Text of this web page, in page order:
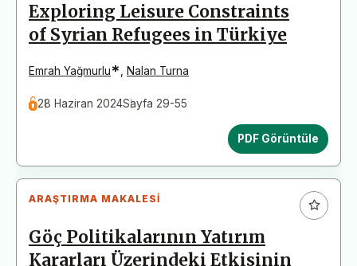
Exploring Leisure Constraints
of Syrian Refugees in Türkiye
Emrah Yağmurlu* Nalan Turna
28 Haziran 2024Sayfa 29-55
PDF Görüntüle
ARAŞTIRMA MAKALESI
Göç Politikalarının Yatırım
Kararları Üzerindeki Etkisinin